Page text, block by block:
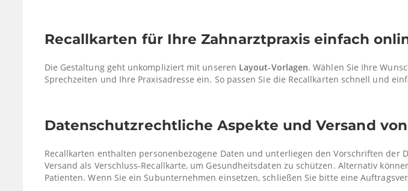
Recallkarten für Ihre Zahnarztpraxis einfach
Die Gestaltung geht unkompliziert mit unseren Layout-Vorlagen. Wählen Sie Ihre
Sprechzeiten und Ihre Praxisadresse ein. So passen Sie die Recallkarten schnell und
Datenschutzrechtliche Aspekte und Versand
Recallkarten enthalten personenbezogene Daten und unterliegen den Vorschriften der
Versand als Verschluss-Recallkarte, um Gesundheitsdaten zu schützen. Alternativ
Patienten. Wenn Sie ein Subunternehmen einsetzen, schließen Sie bitte eine